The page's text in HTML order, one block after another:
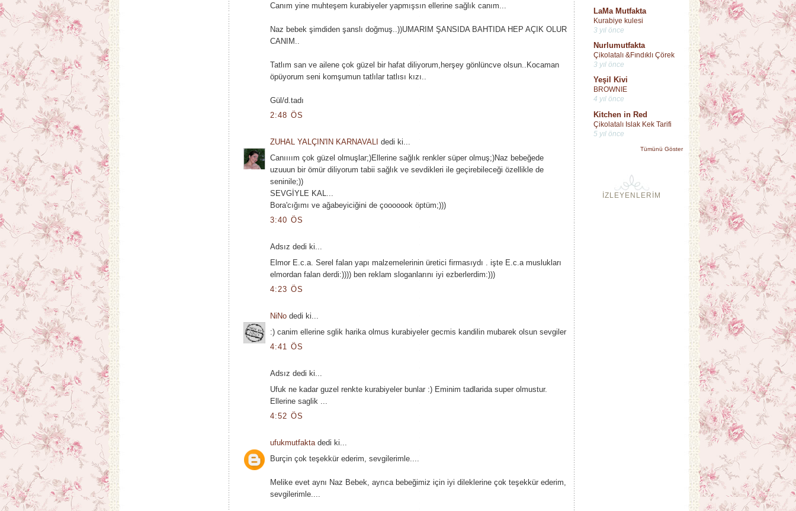
LaMa Mutfakta
Kurabiye kulesi
3 yıl önce
Nurlumutfakta
Çikolatalı &Fındıklı Çörek
3 yıl önce
Yeşil Kivi
BROWNIE
4 yıl önce
Kitchen in Red
Çikolatalı Islak Kek Tarifi
5 yıl önce
Tümünü Göster
İZLEYENLERİM
Canım yine muhteşem kurabiyeler yapmışsın ellerine sağlık canım...
Naz bebek şimdiden şanslı doğmuş..))UMARIM ŞANSIDA BAHTIDA HEP AÇIK OLUR
CANIM..
Tatlım san ve ailene çok güzel bir hafat diliyorum,herşey gönlüncve olsun..Kocaman
öpüyorum seni komşumun tatlılar tatlısı kızı..
Gül/d.tadı
2:48 ÖS
ZUHAL YALÇIN'IN KARNAVALI dedi ki...
Canıııım çok güzel olmuşlar;)Ellerine sağlık renkler süper olmuş;)Naz bebeğede
uzuuun bir ömür diliyorum tabii sağlık ve sevdikleri ile geçirebileceği özellikle de
seninile;))
SEVGİYLE KAL...
Bora'cığımı ve ağabeyiciğini de çooooook öptüm;)))
3:40 ÖS
Adsız dedi ki...
Elmor E.c.a. Serel falan yapı malzemelerinin üretici firmasıydı . işte E.c.a muslukları
elmordan falan derdi:)))) ben reklam sloganlarını iyi ezberlerdim:)))
4:23 ÖS
NiNodedi ki...
:) canim ellerine sglik harika olmus kurabiyeler gecmis kandilin mubarek olsun sevgiler
4:41 ÖS
Adsız dedi ki...
Ufuk ne kadar guzel renkte kurabiyeler bunlar :) Eminim tadlarida super olmustur.
Ellerine saglik ...
4:52 ÖS
ufukmutfaktadedi ki...
Burçin çok teşekkür ederim, sevgilerimle....
Melike evet aynı Naz Bebek, ayrıca bebeğimiz için iyi dileklerine çok teşekkür ederim,
sevgilerimle....